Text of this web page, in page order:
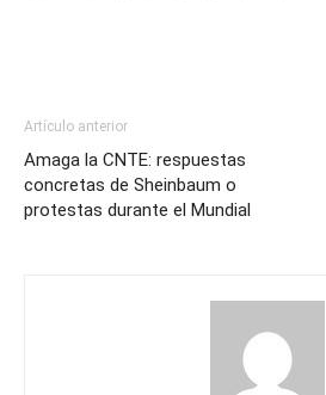
Artículo anterior
Amaga la CNTE: respuestas
concretas de Sheinbaum o
protestas durante el Mundial